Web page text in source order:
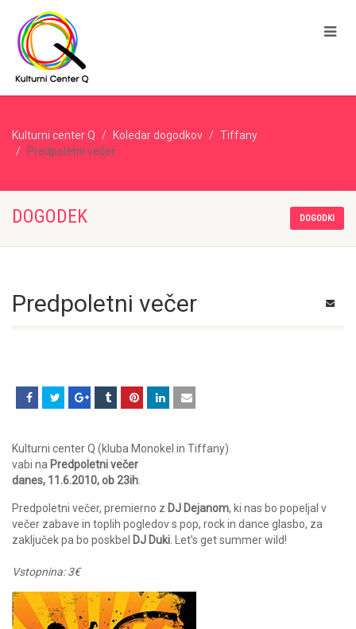
Kulturni center Q Koledar dogodkov
Tiffany
Predpoletni večer
DOGODEK DOGODKI
Predpoletni večer
Kulturni center Q (kluba Monokel in Tiffany)
vabi na Predpoletni večer
danes, 11.6.2010, ob 23ih
Predpoletni večer, premierno z DJ Dejanom, ki nas bo popeljal v
večer zabave in toplih pogledov s pop, rock in dance glasbo, za
zaključek pa bo poskbel DJ Duki . Let’s get summer wild!
Vstopnina: 3€